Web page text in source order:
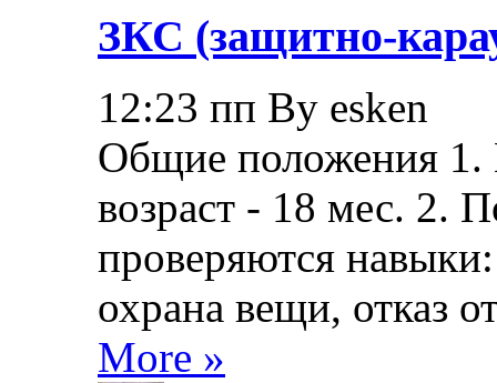
ЗКС (защитно-
12:23 пп By esken
Общие положения
возраст - 18 мес. 2.
проверяются
охрана вещи, отказ
More »